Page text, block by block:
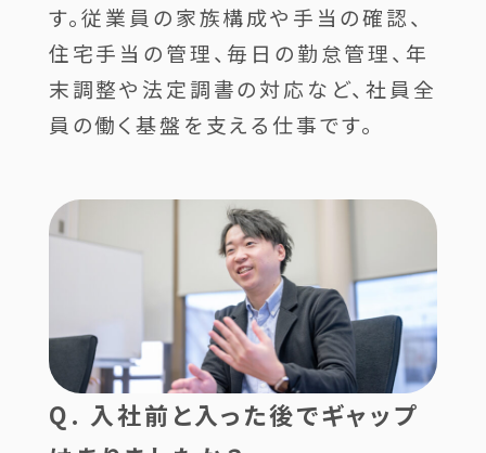
す。従業員の家族構成や手当の確認、
住宅手当の管理、毎日の勤怠管理、年
末調整や法定調書の対応など、社員全
員の働く基盤を支える仕事です。
Q. 入社前と入った後でギャップ